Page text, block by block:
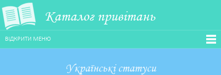
Каталог привітань
ВІДКРИТИ МЕНЮ
Українські статуси